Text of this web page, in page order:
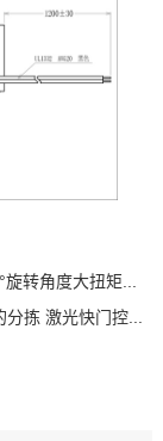
转角度大扭矩...
拣 激光快门控...